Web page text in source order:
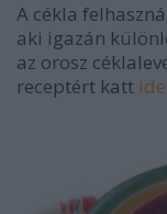
A cékla
aki igazán
az orosz
receptért katt ide